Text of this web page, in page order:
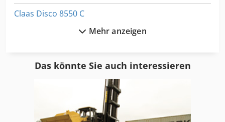
Claas Disco 8550 C
Claas Dominator 204 Mega
Mehr anzeigen
Das könnte Sie auch interessieren